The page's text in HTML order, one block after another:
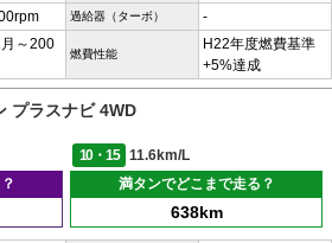
過給器（ターボ） -
～200
燃費性能
H22年度燃費基準
+5%達成
プラスナビ 4WD
10・15
11.6km/L
満タンでどこまで走る？
638km